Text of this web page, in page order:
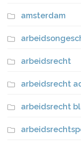
amsterdam
arbeidsrecht
arbeidsrecht
arbeidsrecht